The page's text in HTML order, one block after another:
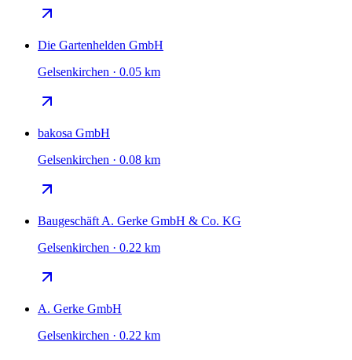
Die Gartenhelden GmbH
Gelsenkirchen · 0.05 km
bakosa GmbH
Gelsenkirchen · 0.08 km
Baugeschäft A. Gerke GmbH & Co. KG
Gelsenkirchen · 0.22 km
A. Gerke GmbH
Gelsenkirchen · 0.22 km